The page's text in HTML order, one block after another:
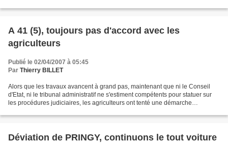
A 41 (5), toujours pas d'accord avec les
agriculteurs
Publié le 02/04/2007 à 05:45
Par Thierry BILLET
Alors que les travaux avancent à grand pas, maintenant que ni le Conseil
d'Etat, ni le tribunal administratif ne s'estiment compétents pour statuer sur
les procédures judiciaires, les agriculteurs ont tenté une démarche
Déviation de PRINGY, continuons le tout voiture